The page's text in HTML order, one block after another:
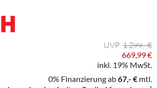
1.299,- €
669,99 €
inkl. 19% MwSt.
0% Finanzierung ab67,- € mtl.